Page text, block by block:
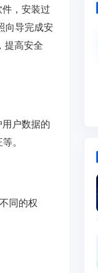
，安装过
向导完成安
提高安全
用户数据的
。
同的权